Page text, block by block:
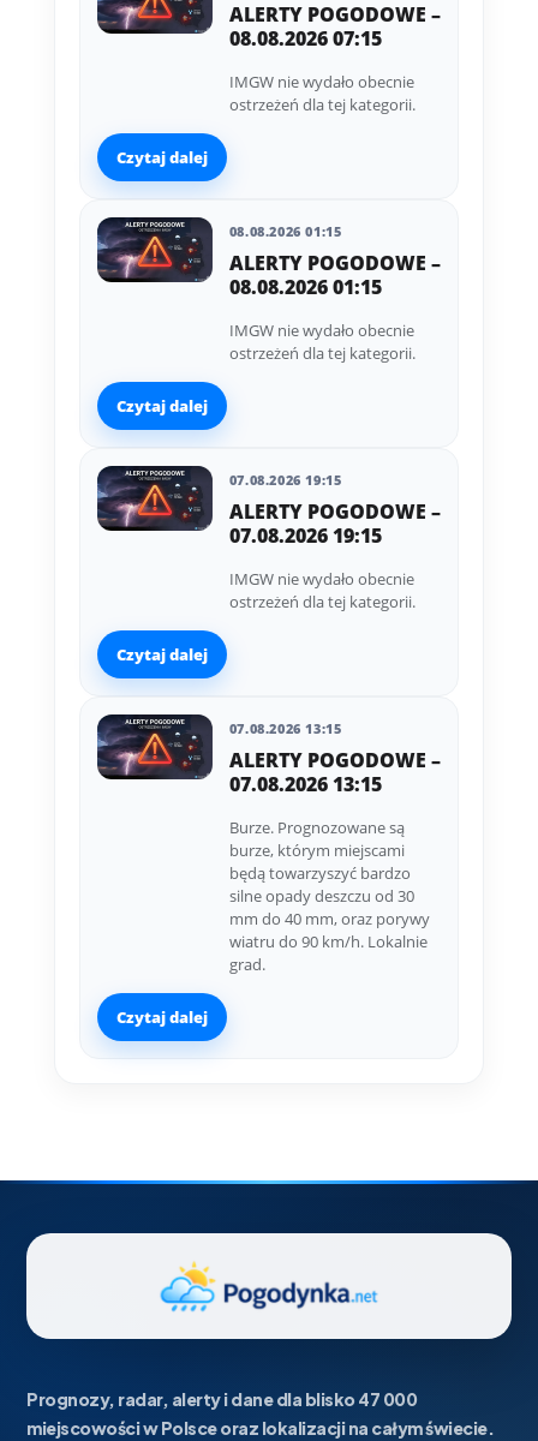
ALERTY POGODOWE –
08.08.2026 07:15
IMGW nie wydało obecnie
ostrzeżeń dla tej kategorii.
Czytaj dalej
08.08.2026 01:15
ALERTY POGODOWE –
08.08.2026 01:15
IMGW nie wydało obecnie
ostrzeżeń dla tej kategorii.
Czytaj dalej
07.08.2026 19:15
ALERTY POGODOWE –
07.08.2026 19:15
IMGW nie wydało obecnie
ostrzeżeń dla tej kategorii.
Czytaj dalej
07.08.2026 13:15
ALERTY POGODOWE –
07.08.2026 13:15
Burze. Prognozowane są
burze, którym miejscami
będą towarzyszyć bardzo
silne opady deszczu od 30
mm do 40 mm, oraz porywy
wiatru do 90 km/h. Lokalnie
grad.
Czytaj dalej
Prognozy, radar, alerty i dane dla blisko 47 000
miejscowości w Polsce oraz lokalizacji na całym świecie.